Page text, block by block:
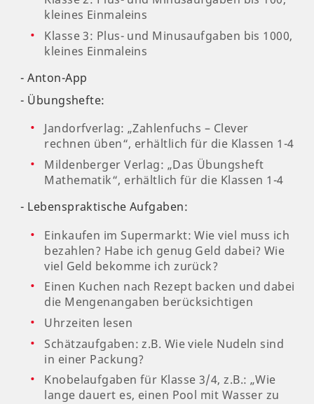
kleines Einmaleins
Klasse 3: Plus- und Minusaufgaben bis 1000,
kleines Einmaleins
- Anton-App
- Übungshefte:
Jandorfverlag: „Zahlenfuchs – Clever
rechnen üben“, erhältlich für die Klassen 1-4
Mildenberger Verlag: „Das Übungsheft
Mathematik“, erhältlich für die Klassen 1-4
- Lebenspraktische Aufgaben:
Einkaufen im Supermarkt: Wie viel muss ich
bezahlen? Habe ich genug Geld dabei? Wie
viel Geld bekomme ich zurück?
Einen Kuchen nach Rezept backen und dabei
die Mengenangaben berücksichtigen
Uhrzeiten lesen
Schätzaufgaben: z.B. Wie viele Nudeln sind
in einer Packung?
Knobelaufgaben für Klasse 3/4, z.B.: „Wie
lange dauert es, einen Pool mit Wasser zu